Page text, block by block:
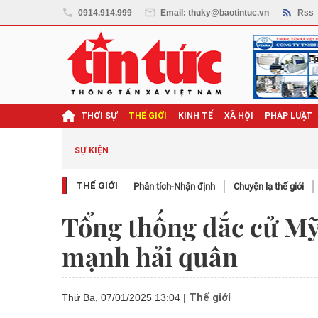
0914.914.999 Email: thuky@baotintuc.vn Rss
THỜI SỰ THẾ GIỚI KINH TẾ XÃ HỘI PHÁP LUẬT
SỰ KIỆN
quyết Đại hội XIV
THẾ GIỚI Phân tích-Nhận định Chuyện lạ thế giới
Tổng thống đắc cử
mạnh hải quân
Thứ Ba, 07/01/2025 13:04 | Thế giới